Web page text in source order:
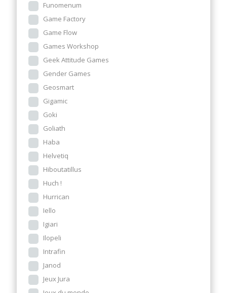
Funomenum
Game Factory
Game Flow
Games Workshop
Geek Attitude Games
Gender Games
Geosmart
Gigamic
Goki
Goliath
Haba
Helvetiq
Hiboutatillus
Huch !
Hurrican
Iello
Igiari
Ilopeli
Intrafin
Janod
Jeux Jura